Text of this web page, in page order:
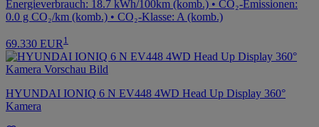
Energieverbrauch: 18.7 kWh/100km (komb.) • CO₂-Emissionen:
0.0 g CO₂/km (komb.) • CO₂-Klasse: A (komb.)
69.330 EUR 1
HYUNDAI IONIQ 6 N EV448 4WD Head Up Display 360°
Kamera